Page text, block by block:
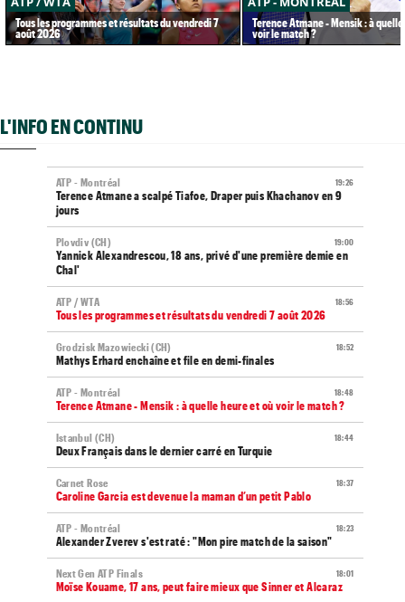
Tous les programmes et résultats du vendredi 7
août 2026
Terence Atmane - Mensik : à
voir le match ?
L'INFO EN CONTINU
19:26
ATP - Montréal
Terence Atmane a scalpé Tiafoe, Draper puis Khachanov en 9
jours
19:00
Plovdiv (CH)
Yannick Alexandrescou, 18 ans, privé d'une première demie en
Chal'
18:56
ATP / WTA
Tous les programmes et résultats du vendredi 7 août 2026
18:52
Grodzisk Mazowiecki (CH)
Mathys Erhard enchaîne et file en demi-finales
18:48
ATP - Montréal
Terence Atmane - Mensik : à quelle heure et où voir le match ?
18:44
Istanbul (CH)
Deux Français dans le dernier carré en Turquie
18:37
Carnet Rose
Caroline Garcia est devenue la maman d’un petit Pablo
18:23
ATP - Montréal
Alexander Zverev s'est raté : "Mon pire match de la saison"
18:01
Next Gen ATP Finals
Moïse Kouame, 17 ans, peut faire mieux que Sinner et Alcaraz